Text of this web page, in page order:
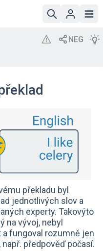
překladu byl
jednotlivých slov a
experty. Takovýto
na vývoj, nebyl
fungoval rozumně jen
předpověď počasí.